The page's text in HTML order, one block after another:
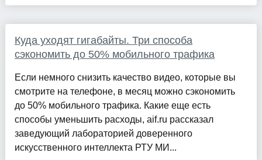
Куда уходят гигабайты. Три способа
сэкономить до 50% мобильного трафика
Если немного снизить качество видео, которые вы
смотрите на телефоне, в месяц можно сэкономить
до 50% мобильного трафика. Какие еще есть
способы уменьшить расходы, aif.ru рассказал
заведующий лабораторией доверенного
искусственного интеллекта РТУ МИ...